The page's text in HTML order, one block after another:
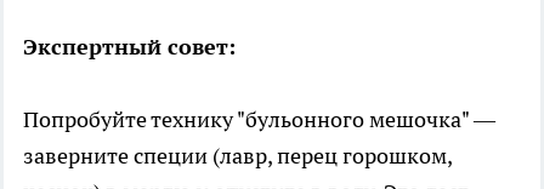
Экспертный совет:
Попробуйте технику "бульонного мешочка" —
заверните специи (лавр, перец горошком,